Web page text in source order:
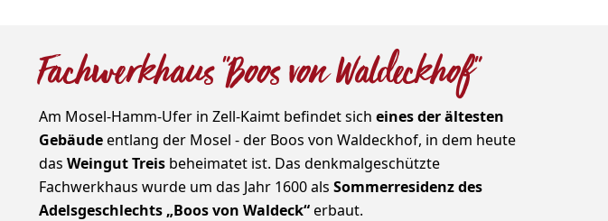
Fachwerkhaus "Boos von Waldeckhof"
Am Mosel-Hamm-Ufer in Zell-Kaimt befindet sich eines der ältesten
Gebäudeentlang der Mosel - der Boos von Waldeckhof, in dem heute
das Weingut Treis beheimatet ist. Das denkmalgeschützte
Fachwerkhaus wurde um das Jahr 1600 als Sommerresidenz des
Adelsgeschlechts „Boos von Waldeck“erbaut.